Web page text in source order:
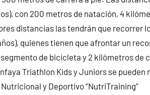
con 200 metros de natación, 4
distancias las tendrán que recorrer
quienes tienen que afrontar un
de bicicleta y 2 kilómetros de
Triathlon Kids y Juniors se pueden
y Deportivo “NutriTraining”